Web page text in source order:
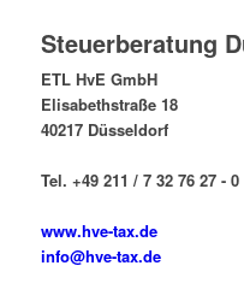
Steuerberatung
ETL HvE GmbH
Elisabethstraße 18
40217 Düsseldorf
Tel. +49 211 / 7 32 76 27 - 0
www.hve-tax.de
info@hve-tax.de